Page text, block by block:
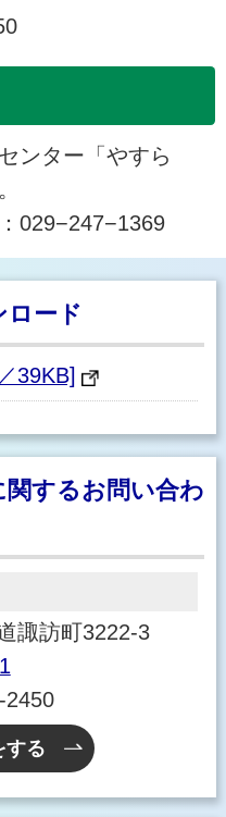
ンター「やすら
029−247−1369
ロード
39KB]
するお問い合わ
諏訪町3222-3
2450
する